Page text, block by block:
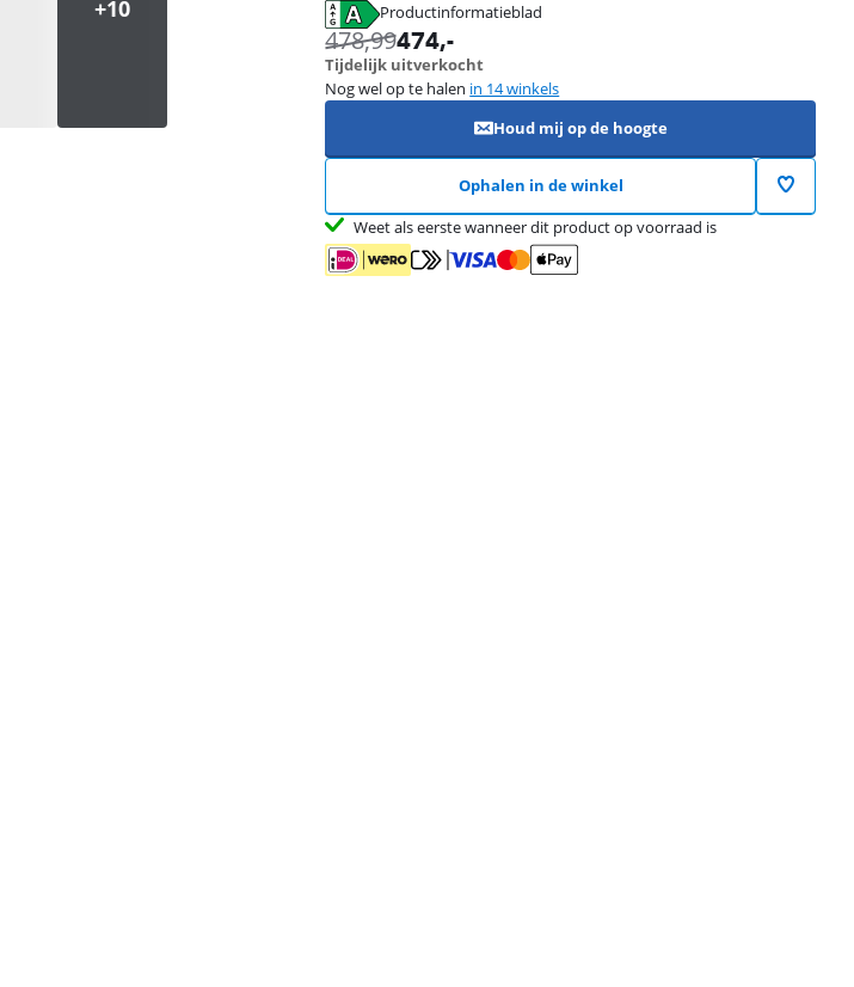
Productinformatieblad
opent in nieuw tabblad
478,99474,-
Tijdelijk uitverkocht
Nog wel op te halen in 14 winkels
Houd mij op de hoogte
Ophalen in de winkel
Weet als eerste wanneer dit product op voorraad is